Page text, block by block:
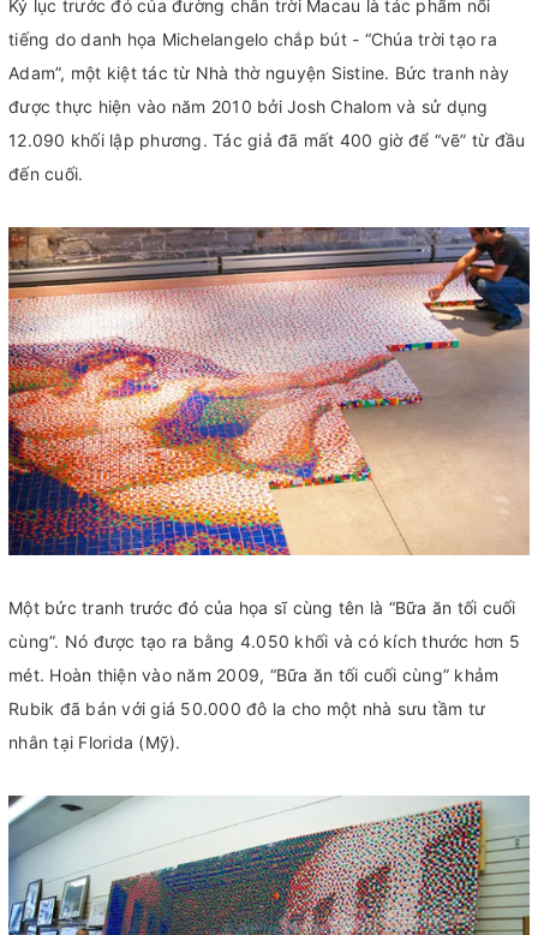
Kỷ lục trước đó của đường chân trời Macau là tác phẩm nổi
tiếng do danh họa Michelangelo chắp bút - “Chúa trời tạo ra
Adam”, một kiệt tác từ Nhà thờ nguyện Sistine. Bức tranh này
được thực hiện vào năm 2010 bởi Josh Chalom và sử dụng
12.090 khối lập phương. Tác giả đã mất 400 giờ để “vẽ” từ đầu
đến cuối.
Một bức tranh trước đó của họa sĩ cùng tên là “Bữa ăn tối cuối
cùng”. Nó được tạo ra bằng 4.050 khối và có kích thước hơn 5
mét. Hoàn thiện vào năm 2009, “Bữa ăn tối cuối cùng” khảm
Rubik đã bán với giá 50.000 đô la cho một nhà sưu tầm tư
nhân tại Florida (Mỹ).